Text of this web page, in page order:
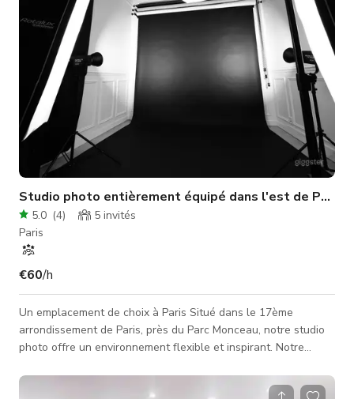
Studio photo entièrement équipé dans l'est de Paris
5.0 (4) 5 invités
Paris
€60/h
Un emplacement de choix à Paris Situé dans le 17ème
arrondissement de Paris, près du Parc Monceau, notre studio
photo offre un environnement flexible et inspirant. Notre
photo : Portraits – Produits – Mode – Publicité Et bien plus